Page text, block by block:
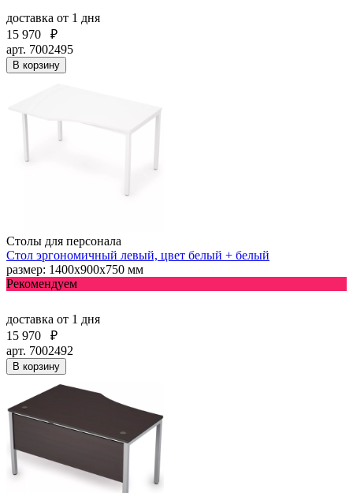
доставка от 1 дня
15 970
₽
арт. 7002495
В корзину
Столы для персонала
Стол эргономичный левый, цвет белый + белый
размер: 1400х900х750 мм
Рекомендуем
доставка от 1 дня
15 970
₽
арт. 7002492
В корзину